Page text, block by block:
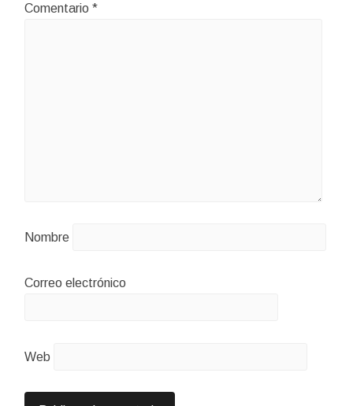
Comentario*
Nombre
Correo electrónico
Web